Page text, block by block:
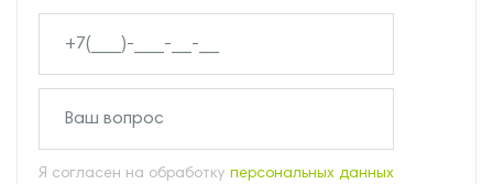
Я согласен на обработку персональных данных